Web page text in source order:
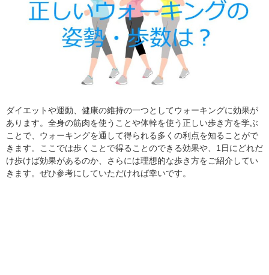
マナー
ダイエットや運動、健康の維持の一つとしてウォーキングに効果が
あります。全身の筋肉を使うことや体幹を使う正しい歩き方を学ぶ
ことで、ウォーキングを通して得られる多くの利点を知ることがで
きます。ここでは歩くことで得ることのできる効果や、1日にどれだ
け歩けば効果があるのか、さらには理想的な歩き方をご紹介してい
きます。ぜひ参考にしていただければ幸いです。